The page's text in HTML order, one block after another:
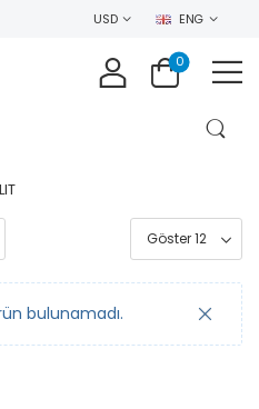
USD ENG
0
bulunamadı.